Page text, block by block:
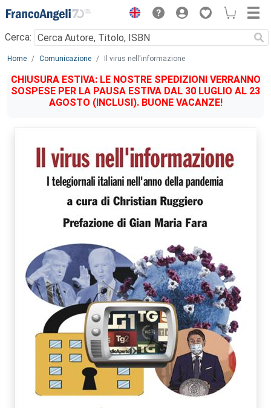
Menu
Cerca:
Main content
Home Comunicazione Il virus nell'informazione
CHIUSURA ESTIVA: LE NOSTRE SPEDIZIONI VERRANNO
SOSPESE PER LA PAUSA ESTIVA DAL 30 LUGLIO AL 23
AGOSTO (INCLUSI). BUONE VACANZE!